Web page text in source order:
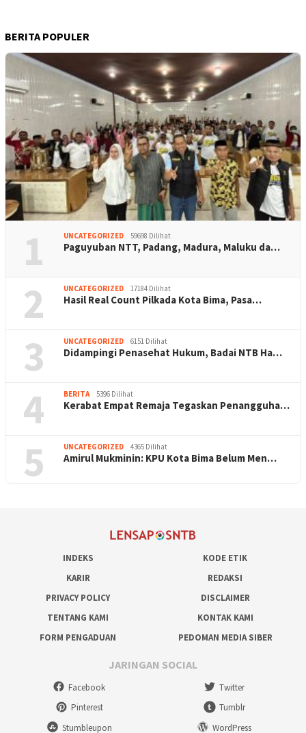
BERITA POPULER
1 UNCATEGORIZED 59698 Dilihat
Paguyuban NTT, Padang, Madura, Maluku da…
2 UNCATEGORIZED 17184 Dilihat
Hasil Real Count Pilkada Kota Bima, Pasa…
3 UNCATEGORIZED 6151 Dilihat
Didampingi Penasehat Hukum, Badai NTB Ha…
4 BERITA 5396 Dilihat
Kerabat Empat Remaja Tegaskan Penangguha…
5 UNCATEGORIZED 4365 Dilihat
Amirul Mukminin: KPU Kota Bima Belum Men…
INDEKS
KODE ETIK
KARIR
REDAKSI
PRIVACY POLICY
DISCLAIMER
TENTANG KAMI
KONTAK KAMI
FORM PENGADUAN
PEDOMAN MEDIA SIBER
JARINGAN SOCIAL
Facebook
Twitter
Pinterest
Tumblr
Stumbleupon
WordPress